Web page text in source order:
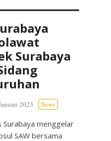
Surabaya
2023 News
menggelar
SAW bersama